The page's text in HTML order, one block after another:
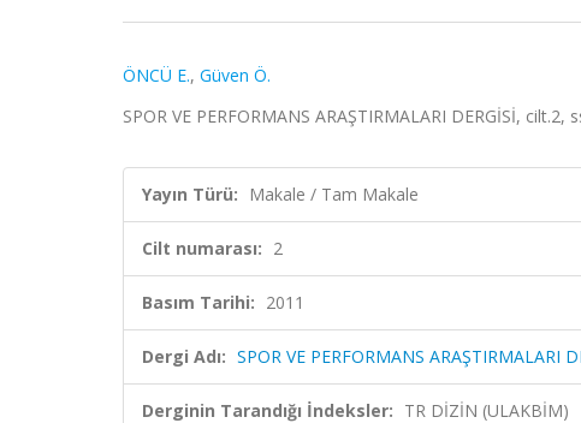
ÖNCÜ E., Güven Ö.
SPOR VE PERFORMANS ARAŞTIRMALARI DERGİSİ, cilt.2,
Yayın Türü: Makale / Tam Makale
Cilt numarası: 2
Basım Tarihi: 2011
Dergi Adı: SPOR VE PERFORMANS ARAŞTIRMALARI
Derginin Tarandığı İndeksler: TR DİZİN (ULAKBİM)